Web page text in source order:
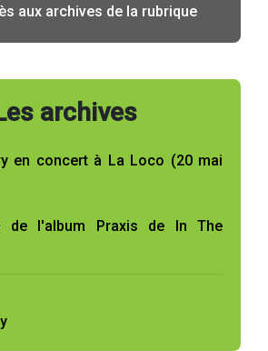
aux archives de la rubrique
archives
en concert à La Loco (20 mai
de l'album Praxis de In The